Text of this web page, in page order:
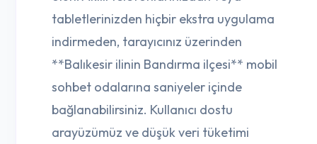
tabletlerinizden hiçbir ekstra uygulama
indirmeden, tarayıcınız üzerinden
**Balıkesir ilinin Bandırma ilçesi** mobil
sohbet odalarına saniyeler içinde
bağlanabilirsiniz. Kullanıcı dostu
arayüzümüz ve düşük veri tüketimi